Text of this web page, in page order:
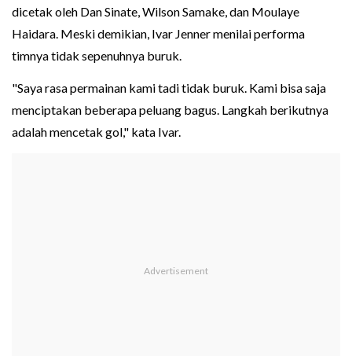
dicetak oleh Dan Sinate, Wilson Samake, dan Moulaye
Haidara. Meski demikian, Ivar Jenner menilai performa
timnya tidak sepenuhnya buruk.
"Saya rasa permainan kami tadi tidak buruk. Kami bisa saja
menciptakan beberapa peluang bagus. Langkah berikutnya
adalah mencetak gol," kata Ivar.